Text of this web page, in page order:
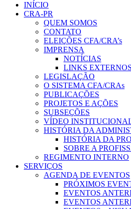
INÍCIO
CRA-PR
QUEM SOMOS
CONTATO
ELEIÇÕES CFA/CRA’s
IMPRENSA
NOTÍCIAS
LINKS EXTERNOS
LEGISLAÇÃO
O SISTEMA CFA/CRAs
PUBLICAÇÕES
PROJETOS E AÇÕES
SUBSEÇÕES
VÍDEO
HISTÓRIA DA
HISTÓRIA DA
SOBRE A
REGIMENTO INTERNO
SERVIÇOS
AGENDA DE EVENTOS
PRÓXIMOS
EVENTOS
EVENTOS